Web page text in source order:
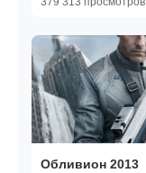
Обливион 2013